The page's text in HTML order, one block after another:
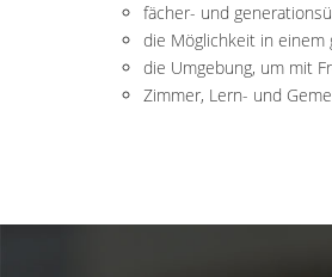
fächer- und
die Möglichkeit in einem
die Umgebung, um mit
Zimmer, Lern- und